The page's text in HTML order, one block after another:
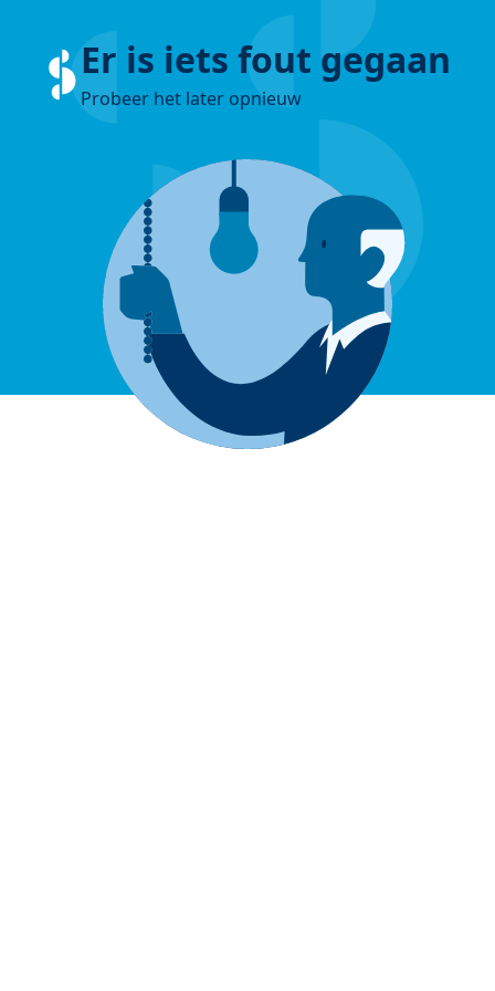
Er is iets fout gegaan
Probeer het later opnieuw